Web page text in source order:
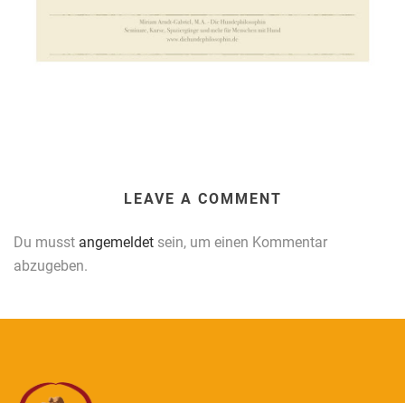
LEAVE A COMMENT
Du musst angemeldet sein, um einen Kommentar
abzugeben.